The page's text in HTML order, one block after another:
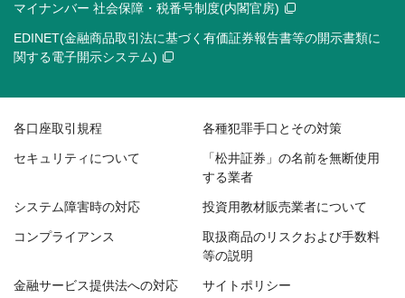
マイナンバー 社会保障・税番号制度(内閣官房)
EDINET(金融商品取引法に基づく有価証券報告書等の開示書類に
関する電子開示システム)
各口座取引規程 各種犯罪手口とその対策
セキュリティについて
「松井証券」の名前を無断使用
する業者
システム障害時の対応 投資用教材販売業者について
コンプライアンス
取扱商品のリスクおよび手数料
等の説明
金融サービス提供法への対応 サイトポリシー